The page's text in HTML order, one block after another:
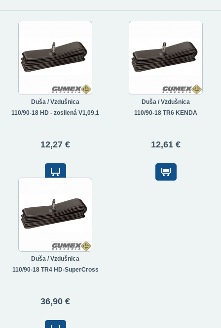
Duša / Vzdušnica
110/90-18 HD - zosilená V1,09,1
12,27 €
Duša / Vzdušnica
110/90-18 TR6 KENDA
12,61 €
Duša / Vzdušnica
110/90-18 TR4 HD-SuperCross
36,90 €